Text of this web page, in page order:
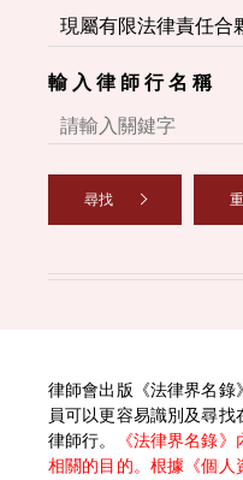
輸 入 律 師 行 名 稱
尋找
律師會出版《法律界名錄
員可以更容易識別及尋
律師行。
《法律界名錄
相關的目的。根據《個人